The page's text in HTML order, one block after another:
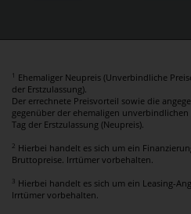
1 Ehemaliger Neupreis (Unverbindliche
der Erstzulassung).
Der errechnete Preisvorteil sowie die
gegenüber der ehemaligen
Tag der Erstzulassung (Neupreis).
2 Hierbei handelt es sich um ein
Bruttopreise. Irrtümer vorbehalten.
3 Hierbei handelt es sich um ein Leasing-
Irrtümer vorbehalten.